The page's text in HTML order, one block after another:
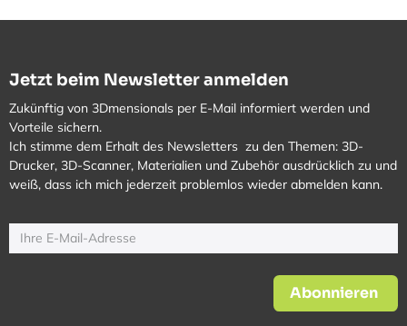
Jetzt beim Newsletter anmelden
Zukünftig von 3Dmensionals per E-Mail informiert werden und
Vorteile sichern.
Ich stimme dem Erhalt des Newsletters zu den Themen: 3D-
Drucker, 3D-Scanner, Materialien und Zubehör ausdrücklich zu und
weiß, dass ich mich jederzeit problemlos wieder abmelden kann.
Abonnieren